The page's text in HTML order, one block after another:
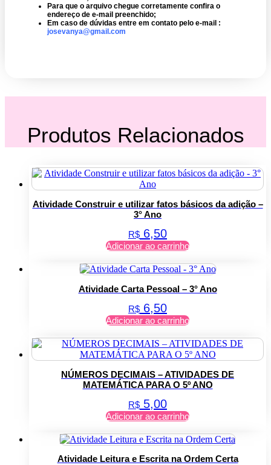
Para que o arquivo chegue corretamente confira o
endereço de e-mail preenchido;
Em caso de dúvidas entre em contato pelo e-mail :
josevanya@gmail.com
Produtos Relacionados
Atividade Construir e utilizar fatos básicos da adição –
3° Ano
R$ 6,50
Adicionar ao carrinho
Atividade Carta Pessoal – 3° Ano
R$ 6,50
Adicionar ao carrinho
NÚMEROS DECIMAIS – ATIVIDADES DE
MATEMÁTICA PARA O 5º ANO
R$ 5,00
Adicionar ao carrinho
Atividade Leitura e Escrita na Ordem Certa